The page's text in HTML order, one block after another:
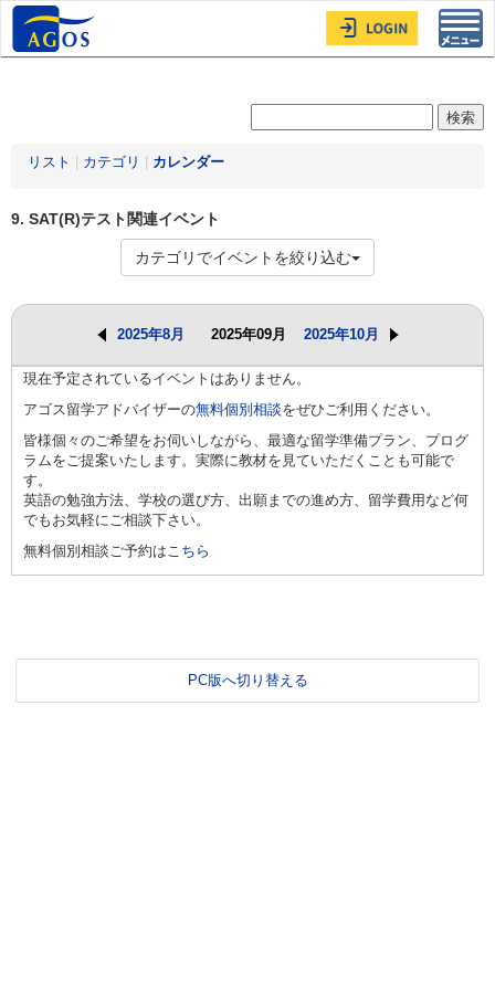
リスト カテゴリ カレンダー
9. SAT(R)テスト関連イベント
カテゴリでイベントを絞り込む
2025年8月 2025年09月 2025年10月
現在予定されているイベントはありません。
アゴス留学アドバイザーの無料個別相談をぜひご利用ください。
皆様個々のご希望をお伺いしながら、最適な留学準備プラン、プログ
ラムをご提案いたします。実際に教材を見ていただくことも可能で
す。
英語の勉強方法、学校の選び方、出願までの進め方、留学費用など何
でもお気軽にご相談下さい。
無料個別相談ご予約はこちら
PC版へ切り替える